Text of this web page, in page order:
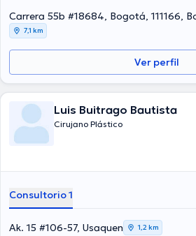
Carrera 55b #18684, Bogotá, 111166,
7,1 km
Ver perfil
Luis Buitrago Bautista
Cirujano Plástico
Consultorio 1
Ak. 15 #106-57, Usaquen 1,2 km